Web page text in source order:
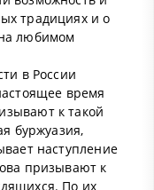
традициях и о
любимом
в России
время
к такой
буржуазия,
наступление
призывают к
По их